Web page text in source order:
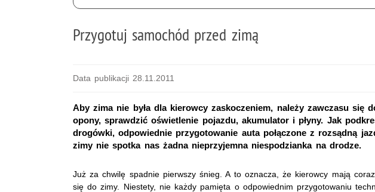
Przygotuj samochód przed zimą
Data publikacji 28.11.2011
Aby zima nie była dla kierowcy zaskoczeniem, należy zawczasu się
opony, sprawdzić oświetlenie pojazdu, akumulator i płyny. Jak
drogówki, odpowiednie przygotowanie auta połączone z rozsądną
zimy nie spotka nas żadna nieprzyjemna niespodzianka na drodze.
Już za chwilę spadnie pierwszy śnieg. A to oznacza, że kierowcy mają
się do zimy. Niestety, nie każdy pamięta o odpowiednim przygotowaniu